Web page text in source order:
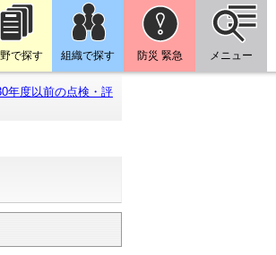
で探す 組織で探す 防災 緊急 メニュー
年度以前の点検・評